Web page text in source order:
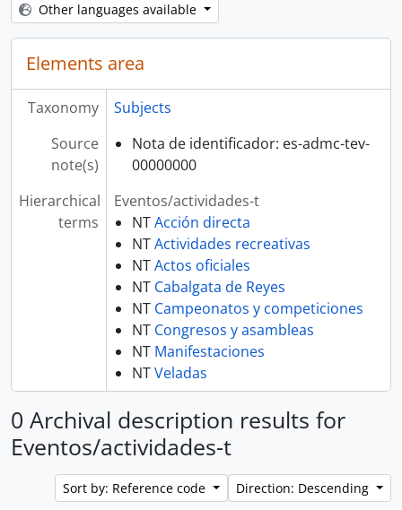
Other languages available
Elements area
Taxonomy
Subjects
Source
note(s)
Nota de identificador: es-admc-tev-
00000000
Hierarchical
terms
Eventos/actividades-t
NTAcción directa
NTActividades recreativas
NTActos oficiales
NT Cabalgata de Reyes
NT Campeonatos y competiciones
NT Congresos y asambleas
NT Manifestaciones
NTVeladas
0 Archival description results for
Eventos/actividades-t
Sort by: Reference code Direction: Descending